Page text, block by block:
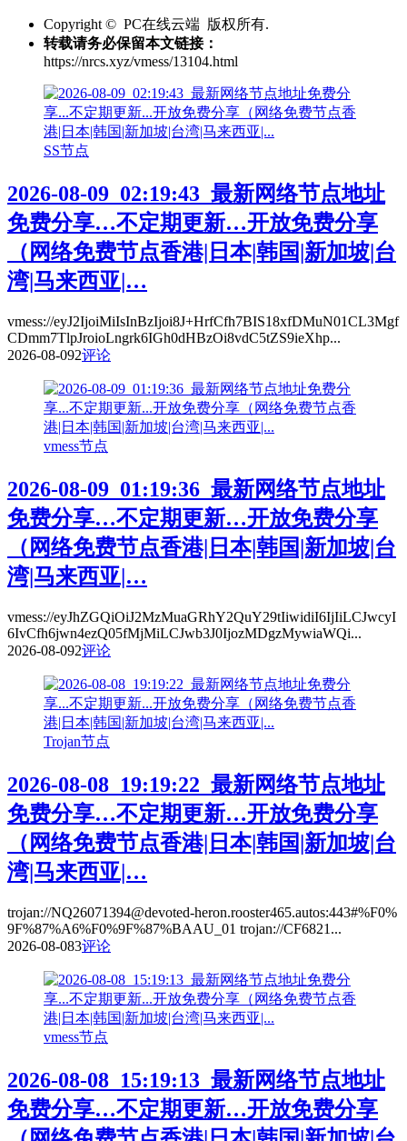
Copyright © PC在线云端 版权所有.
转载请务必保留本文链接：
https://nrcs.xyz/vmess/13104.html
SS节点
2026-08-09_02:19:43_最新网络节点地址
免费分享…不定期更新…开放免费分享
（网络免费节点香港|日本|韩国|新加坡|台
湾|马来西亚|…
vmess://eyJ2IjoiMiIsInBzIjoi8J+HrfCfh7BIS18xfDMuN01CL3Mgf
CDmm7TlpJroioLngrk6IGh0dHBzOi8vdC5tZS9ieXhp...
2026-08-092评论
vmess节点
2026-08-09_01:19:36_最新网络节点地址
免费分享…不定期更新…开放免费分享
（网络免费节点香港|日本|韩国|新加坡|台
湾|马来西亚|…
vmess://eyJhZGQiOiJ2MzMuaGRhY2QuY29tIiwidiI6IjIiLCJwcyI
6IvCfh6jwn4ezQ05fMjMiLCJwb3J0IjozMDgzMywiaWQi...
2026-08-092评论
Trojan节点
2026-08-08_19:19:22_最新网络节点地址
免费分享…不定期更新…开放免费分享
（网络免费节点香港|日本|韩国|新加坡|台
湾|马来西亚|…
trojan://NQ26071394@devoted-heron.rooster465.autos:443#%F0%
9F%87%A6%F0%9F%87%BAAU_01 trojan://CF6821...
2026-08-083评论
vmess节点
2026-08-08_15:19:13_最新网络节点地址
免费分享…不定期更新…开放免费分享